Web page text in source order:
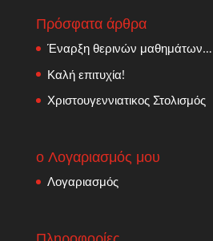
Πρόσφατα άρθρα
Έναρξη θερινών μαθημάτων…
Καλή επιτυχία!
Χριστουγεννιατικος Στολισμός
ο Λογαριασμός μου
Λογαριασμός